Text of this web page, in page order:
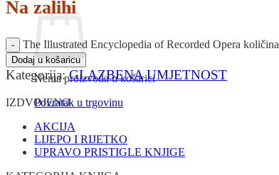
Nema proizvoda u košarici
Povratak u trgovinu
Na zalihi
The Illustrated Encyclopedia of Recorded Opera količina
Dodaj u košaricu
Kategorija:GLAZBENA UMJETNOST
IZDVOJENO
AKCIJA
LIJEPO I RIJETKO
UPRAVO PRISTIGLE KNJIGE